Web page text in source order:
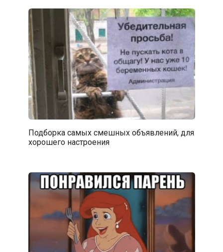
Подборка самых смешных объявлений, для
хорошего настроения